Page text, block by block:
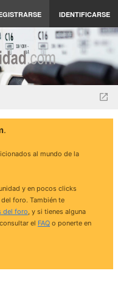
IDENTIFICARSE
.
al mundo de la
y en pocos clicks
foro. También te
del foro, y si tienes alguna
el FAQ o ponerte en